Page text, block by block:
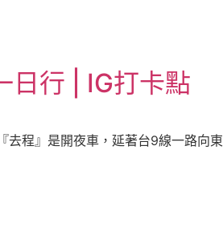
日行 | IG打卡點
去程』是開夜車，延著台9線一路向